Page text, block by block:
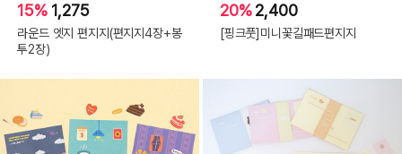
15% 1,275
라운드 엣지 편지지(편지지4장+봉
투2장)
20%2,400
[핑크풋]미니꽃길패드편지지